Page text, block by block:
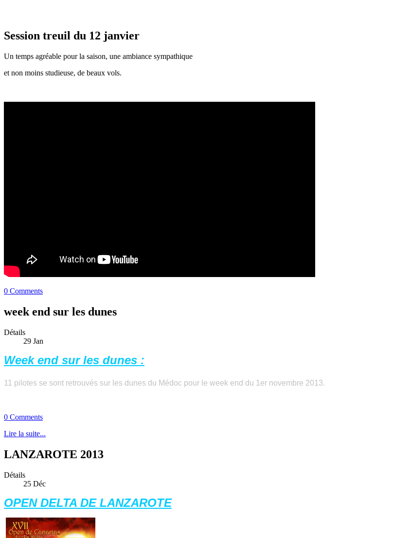
Session treuil du 12 janvier
Un temps agréable pour la saison, une ambiance sympathique
et non moins studieuse, de beaux vols.
0 Comments
week end sur les dunes
Détails
29 Jan
Week end sur les dunes :
11 pilotes se sont retrouvés sur les dunes du Médoc pour le week end du 1er novembre 2013.
0 Comments
Lire la suite...
LANZAROTE 2013
Détails
25 Déc
OPEN DELTA DE LANZAROTE